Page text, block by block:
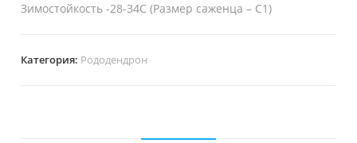
Зимостойкость -28-34С (Размер саженца – C1)
Категория: Рододендрон